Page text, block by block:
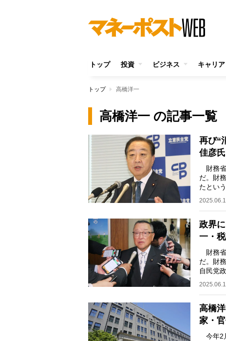
トップ 投資 ビジネス キャリア
トップ 高橋洋一
高橋洋一 の記事一覧
再び“
佳彦
財務省
だ。財
たとい
政界
一・
財務省
だ。財
自民党
高橋
家・
今年2